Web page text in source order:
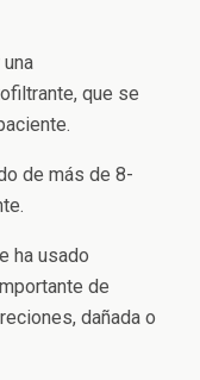
que se
de más de 8-
ha usado
de
dañada o